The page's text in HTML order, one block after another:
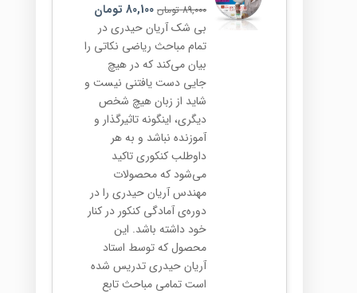
89,000 تومان 80,100 تومان
بی شک آریان حیدری در
تمام مباحث ریاضی نکاتی را
بیان می‌کند که در هیچ
جایی دست یافتنی نیست و
شاید از زبان هیچ شخص
دیگری، اینگونه تاثیرگذار و
آموزنده نباشد و به هر
داوطلب کنکوری تاکید
می‌شود که محصولات
مهندس آریان حیدری را در
دوره‌ی آمادگی کنکور در کنار
خود داشته باشد. این
محصول که توسط استاد
آریان حیدری تدریس شده
است تمامی مباحث تابع